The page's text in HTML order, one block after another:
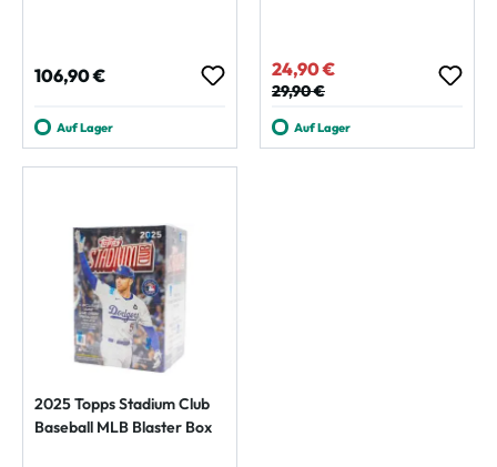
Regulärer Preis:
106,90 €
Auf Lager
Verkaufspreis:
24,90 €
Regulärer Preis:
29,90 €
Auf Lager
2025 Topps Stadium Club
Baseball MLB Blaster Box